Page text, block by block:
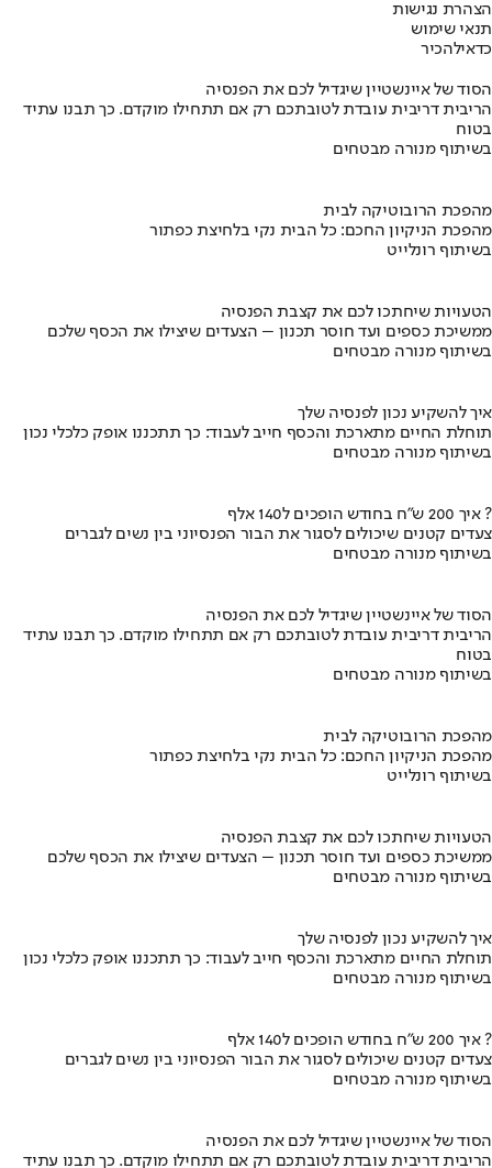
הצהרת נגישות
תנאי שימוש
כדאילהכיר
הסוד של איינשטיין שיגדיל לכם את הפנסיה
הריבית דריבית עובדת לטובתכם רק אם תתחילו מוקדם. כך תבנו עתיד
בטוח
בשיתוף מנורה מבטחים
מהפכת הרובוטיקה לבית
מהפכת הניקיון החכם: כל הבית נקי בלחיצת כפתור
בשיתוף רונלייט
הטעויות שיחתכו לכם את קצבת הפנסיה
ממשיכת כספים ועד חוסר תכנון – הצעדים שיצילו את הכסף שלכם
בשיתוף מנורה מבטחים
איך להשקיע נכון לפנסיה שלך
תוחלת החיים מתארכת והכסף חייב לעבוד: כך תתכננו אופק כלכלי נכון
בשיתוף מנורה מבטחים
איך 200 ש"ח בחודש הופכים ל140 אלף ?
צעדים קטנים שיכולים לסגור את הבור הפנסיוני בין נשים לגברים
בשיתוף מנורה מבטחים
הסוד של איינשטיין שיגדיל לכם את הפנסיה
הריבית דריבית עובדת לטובתכם רק אם תתחילו מוקדם. כך תבנו עתיד
בטוח
בשיתוף מנורה מבטחים
מהפכת הרובוטיקה לבית
מהפכת הניקיון החכם: כל הבית נקי בלחיצת כפתור
בשיתוף רונלייט
הטעויות שיחתכו לכם את קצבת הפנסיה
ממשיכת כספים ועד חוסר תכנון – הצעדים שיצילו את הכסף שלכם
בשיתוף מנורה מבטחים
איך להשקיע נכון לפנסיה שלך
תוחלת החיים מתארכת והכסף חייב לעבוד: כך תתכננו אופק כלכלי נכון
בשיתוף מנורה מבטחים
איך 200 ש"ח בחודש הופכים ל140 אלף ?
צעדים קטנים שיכולים לסגור את הבור הפנסיוני בין נשים לגברים
בשיתוף מנורה מבטחים
הסוד של איינשטיין שיגדיל לכם את הפנסיה
הריבית דריבית עובדת לטובתכם רק אם תתחילו מוקדם. כך תבנו עתיד